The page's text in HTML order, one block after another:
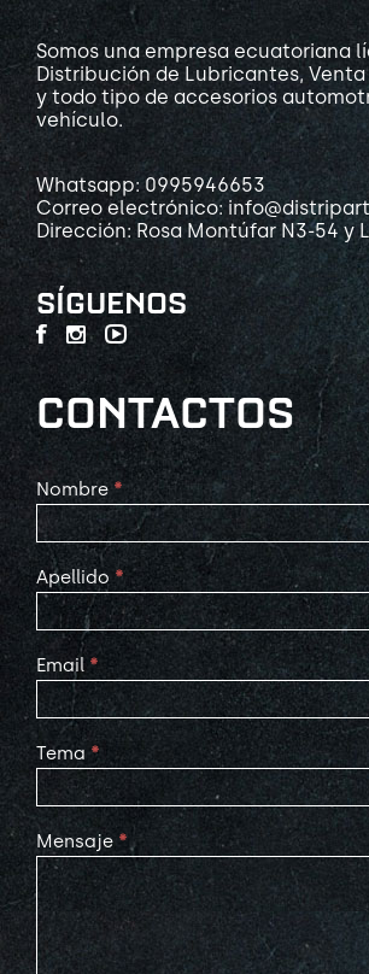
Somos una empresa ecuatoriana
Distribución de Lubricantes,
y todo tipo de accesorios
vehículo.
Whatsapp: 0995946653
Correo electrónico:
Dirección: Rosa Montúfar N3-54 y
SÍGUENOS
CONTACTOS
Contact
Us
Nombre *
Apellido *
Email *
Tema *
Mensaje *